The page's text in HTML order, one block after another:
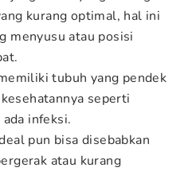
kurang optimal, hal ini
menyusu atau posisi
tubuh yang pendek
seperti
infeksi.
pun bisa disebabkan
atau kurang